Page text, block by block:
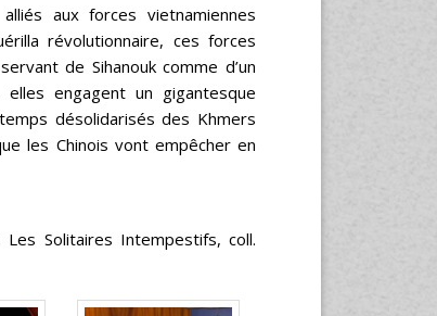
aux forces vietnamiennes
révolutionnaire, ces forces
de Sihanouk comme d’un
engagent un gigantesque
désolidarisés des Khmers
les Chinois vont empêcher en
Solitaires Intempestifs, coll.